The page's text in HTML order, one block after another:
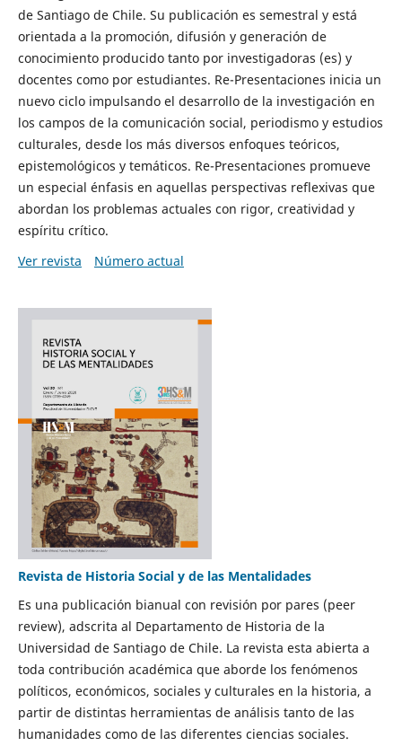
de Santiago de Chile. Su publicación es semestral y está
orientada a la promoción, difusión y generación de
conocimiento producido tanto por investigadoras (es) y
docentes como por estudiantes. Re-Presentaciones inicia un
nuevo ciclo impulsando el desarrollo de la investigación en
los campos de la comunicación social, periodismo y estudios
culturales, desde los más diversos enfoques teóricos,
epistemológicos y temáticos. Re-Presentaciones promueve
un especial énfasis en aquellas perspectivas reflexivas que
abordan los problemas actuales con rigor, creatividad y
espíritu crítico.
Ver revista
Número actual
Revista de Historia Social y de las Mentalidades
Es una publicación bianual con revisión por pares (peer
review), adscrita al Departamento de Historia de la
Universidad de Santiago de Chile. La revista esta abierta a
toda contribución académica que aborde los fenómenos
políticos, económicos, sociales y culturales en la historia, a
partir de distintas herramientas de análisis tanto de las
humanidades como de las diferentes ciencias sociales.